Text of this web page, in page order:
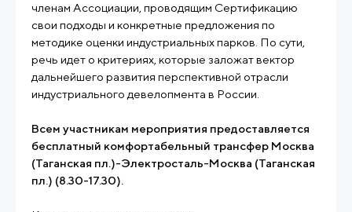
членам Ассоциации, проводящим Сертификацию
свои подходы и конкретные предложения по
методике оценки индустриальных парков. По сути,
речь идет о критериях, которые заложат вектор
дальнейшего развития перспективной отрасли
индустриального девелопмента в России.
Всем участникам мероприятия предоставляется
бесплатный комфортабельный трансфер Москва
(Таганская пл.)-Электросталь-Москва (Таганская
пл.) (8.30-17.30).